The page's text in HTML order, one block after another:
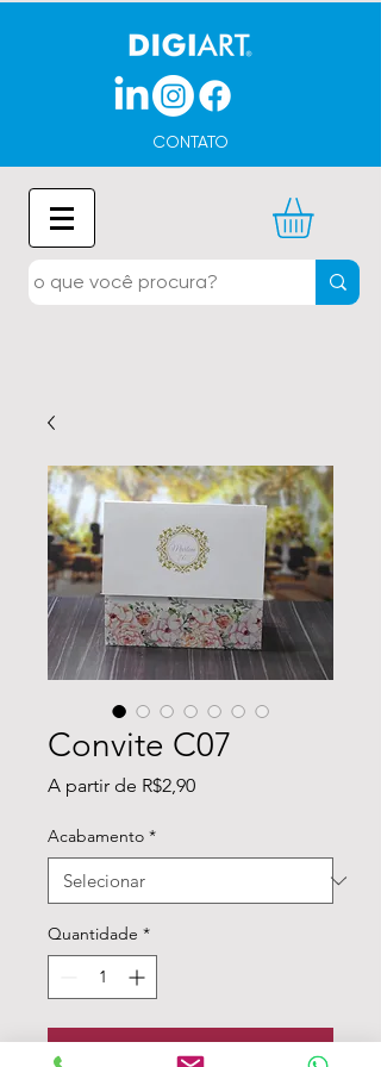
CONTATO
Convite C07
A partir de R$2,90Preço
Acabamento *
Quantidade *
Adicionar ao carrinho - Atenção ao